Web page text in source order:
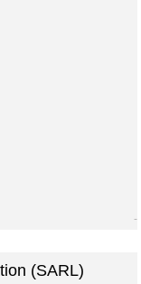
-
(SARL)